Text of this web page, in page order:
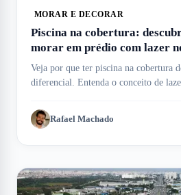
MORAR E DECORAR
Piscina na cobertura:
morar em prédio com lazer
Veja por que ter piscina na cobertura
diferencial. Entenda o conceito de
Rafael Machado